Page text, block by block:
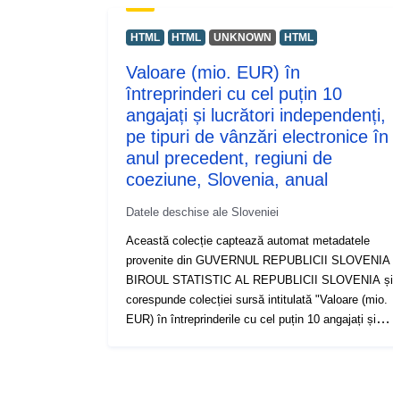
HTML HTML UNKNOWN HTML
Valoare (mio. EUR) în
întreprinderi cu cel puțin 10
angajați și lucrători independenți,
pe tipuri de vânzări electronice în
anul precedent, regiuni de
coeziune, Slovenia, anual
Datele deschise ale Sloveniei
Această colecție captează automat metadatele
provenite din GUVERNUL REPUBLICII SLOVENIA
BIROUL STATISTIC AL REPUBLICII SLOVENIA și
corespunde colecției sursă intitulată "Valoare (mio.
EUR) în întreprinderile cu cel puțin 10 angajați și